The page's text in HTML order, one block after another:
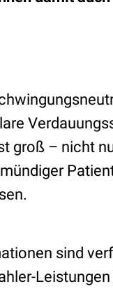
groß – nicht
sind